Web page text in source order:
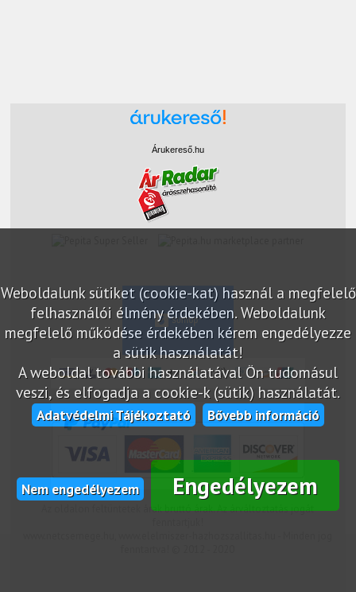
Weboldalunk sütiket (cookie-kat) használ a megfelelő
felhasználói élmény érdekében. Weboldalunk
megfelelő működése érdekében kérem engedélyezze
a sütik használatát!
A weboldal további használatával Ön tudomásul
veszi, és elfogadja a cookie-k (sütik) használatát.
Adatvédelmi Tájékoztató Bővebb információ
Nem engedélyezem Engedélyezem
Árukereső.hu
Az oldalon feltüntetek árak bruttó árak. Az árváltoztatás jogát